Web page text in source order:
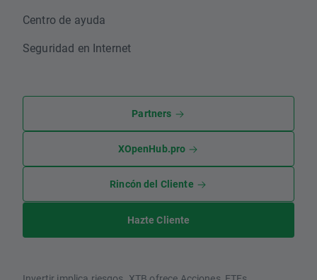
Centro de ayuda
Seguridad en Internet
Partners
XOpenHub.pro
Rincón del Cliente
Hazte Cliente